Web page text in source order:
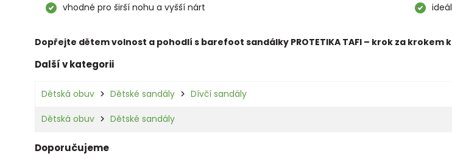
vhodné pro širší nohu a vyšší nárt
Dopřejte dětem volnost a pohodlí s barefoot sandálky PROTETIKA TAFI – krok za krokem
Další v kategorii
Dětská obuv Dětské sandály Dívčí sandály
Dětská obuv Dětské sandály
Doporučujeme